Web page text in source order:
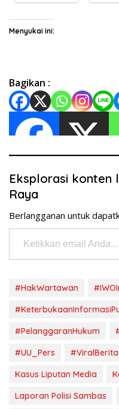
Menyukai ini:
Bagikan :
Eksplorasi konten
Raya
Berlangganan untuk
Ketikkan email Anda...
#HakWartawan
#PelanggaranHukum
#UU_Pers
#ViralBerita
Kasus Liputan Media
Laporan Polisi Sambas